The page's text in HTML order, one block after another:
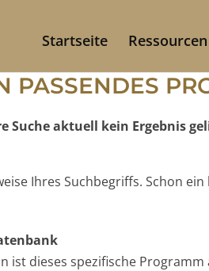
Startseite Ressourcen
PASSENDES
Suche aktuell kein Ergebnis
Ihres Suchbegriffs. Schon
ist dieses spezifische